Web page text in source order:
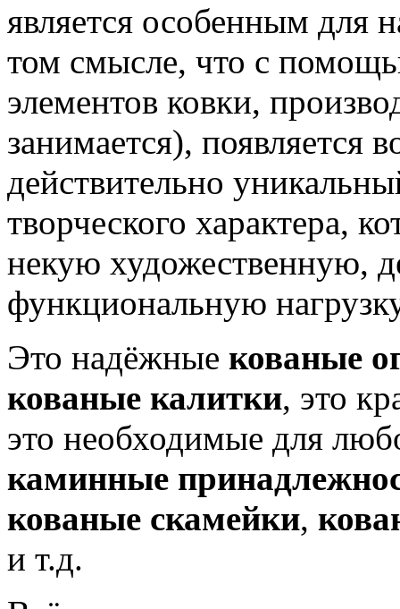
является особенным для
том смысле, что с
элементов ковки,
занимается), появляется
действительно
творческого характера,
некую художественную,
функциональную
Это надёжные кованые
кованые калитки, это
это необходимые для
каминные
кованые скамейки,
и т.д.